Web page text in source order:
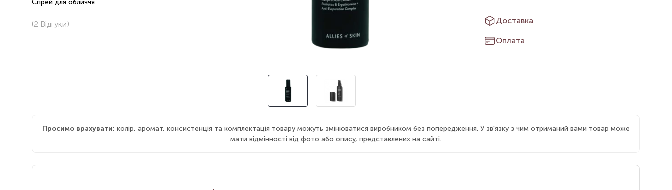
Спрей для обличчя
(2 Відгуки) Доставка
Оплата
Просимо врахувати: колір, аромат, консистенція та комплектація товару можуть змінюватися виробником без попередження. У зв'язку з чим отриманий вами товар може
мати відмінності від фото або опису, представлених на сайті.